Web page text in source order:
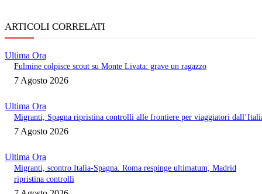
ARTICOLI CORRELATI
Ultima Ora
Fulmine colpisce scout su Monte Livata: grave un ragazzo
7 Agosto 2026
Ultima Ora
Migranti, Spagna ripristina controlli alle frontiere per viaggiatori
7 Agosto 2026
Ultima Ora
Migranti, scontro Italia-Spagna. Roma respinge ultimatum, Madrid
ripristina controlli